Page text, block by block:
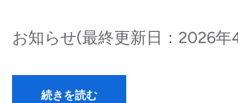
お知らせ(最終更新日：2026年
続きを読む